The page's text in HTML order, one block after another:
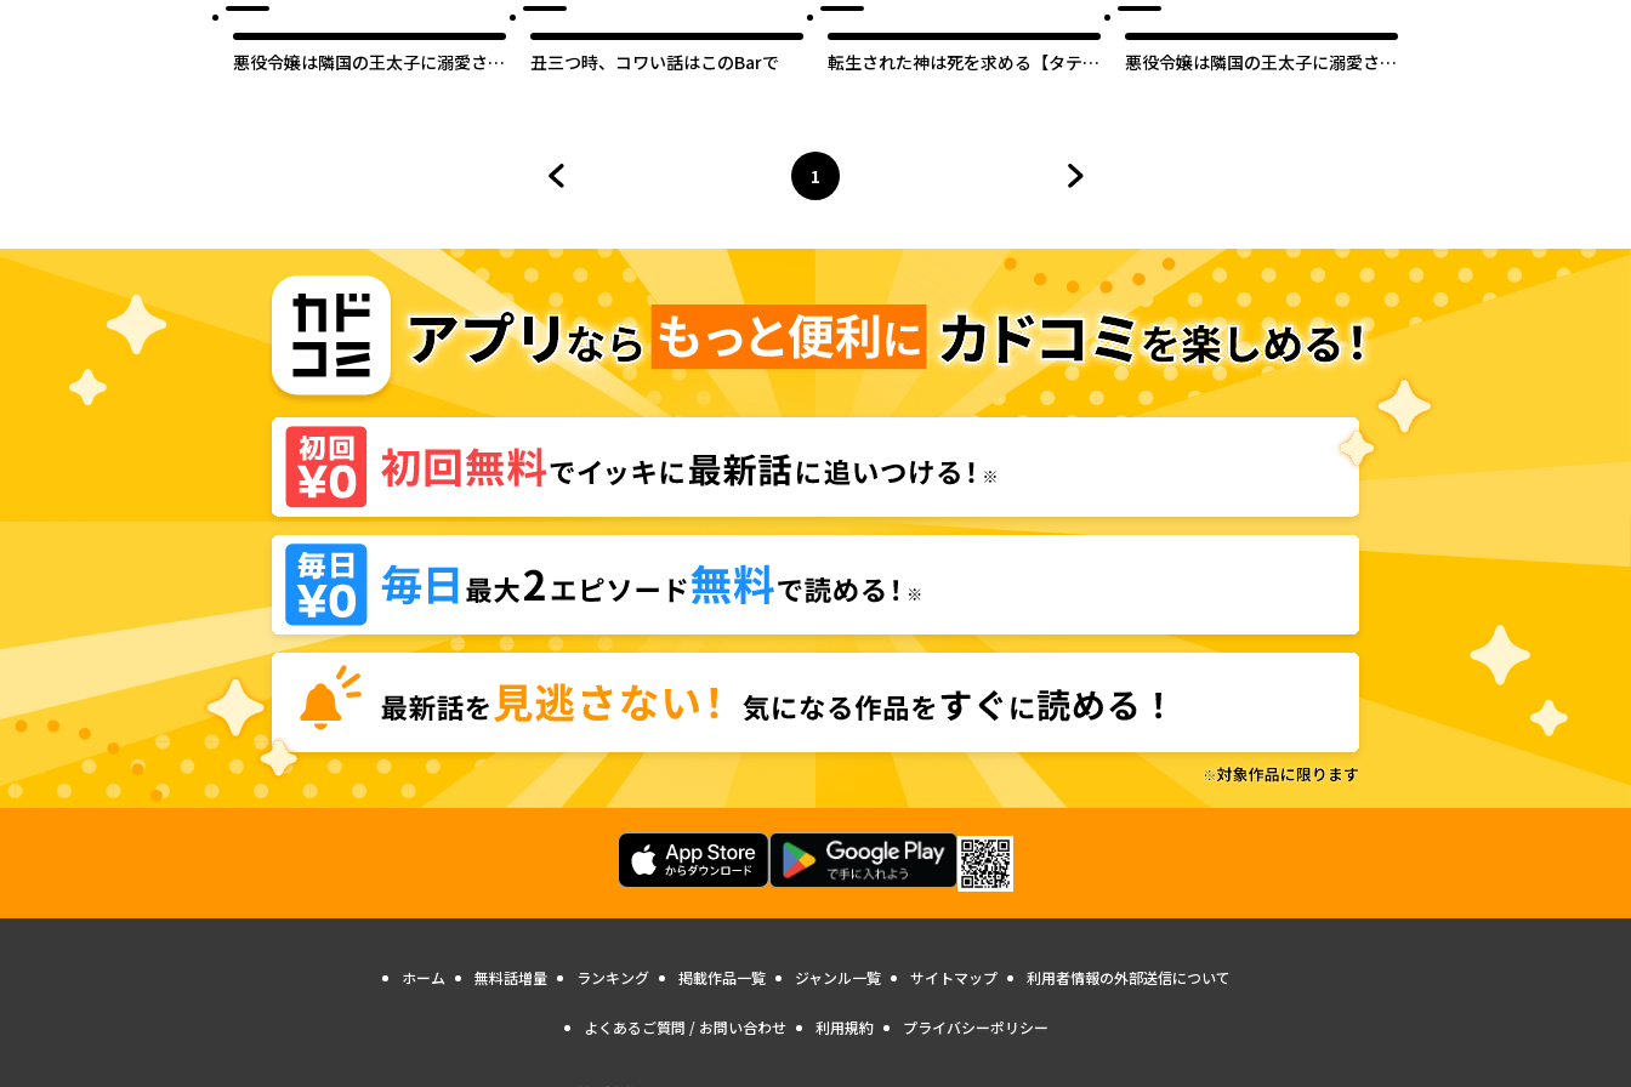
悪役令嬢は隣国の王太子に溺愛され
丑三つ時、コワい話はこのBarで
転生された神は死を求める【タテス
悪役令嬢は隣国の王太子に溺愛され
ページ
1
へ
ホーム 無料話増量 ランキング 掲載作品一覧 ジャンル一覧 サイトマップ 利用者情報の外部送信について
よくあるご質問 / お問い合わせ 利用規約 プライバシーポリシー